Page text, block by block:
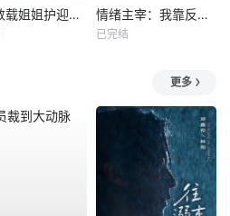
一别数载姐姐护迎殿主回归 情绪主宰：我靠反转人生封神
已完结
更多